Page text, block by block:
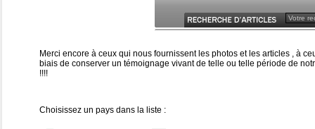
Merci encore à ceux qui nous fournissent les photos et les articles , à
biais de conserver un témoignage vivant de telle ou telle période de
!!!!
Choisissez un pays dans la liste :